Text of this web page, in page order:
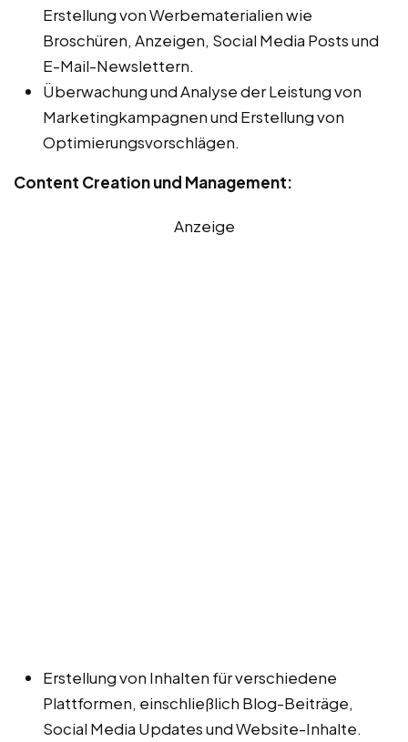
Erstellung von Werbematerialien wie
Broschüren, Anzeigen, Social Media Posts und
E-Mail-Newslettern.
Überwachung und Analyse der Leistung von
Marketingkampagnen und Erstellung von
Optimierungsvorschlägen.
Content Creation und Management:
Anzeige
Erstellung von Inhalten für verschiedene
Plattformen, einschließlich Blog-Beiträge,
Social Media Updates und Website-Inhalte.